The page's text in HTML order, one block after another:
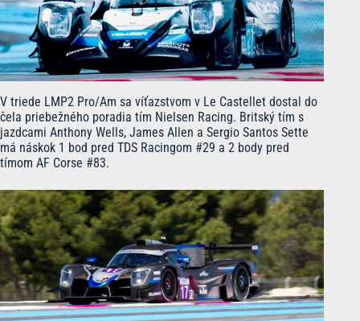
V triede LMP2 Pro/Am sa víťazstvom v Le Castellet dostal do
čela priebežného poradia tím Nielsen Racing. Britský tím s
jazdcami Anthony Wells, James Allen a Sergio Santos Sette
má náskok 1 bod pred TDS Racingom #29 a 2 body pred
tímom AF Corse #83.